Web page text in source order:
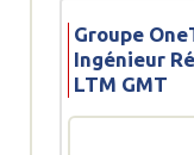
Groupe
Ingénieur
LTM GMT